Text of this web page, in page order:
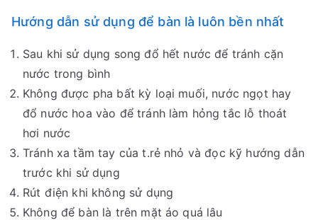
Hướng dẫn sử dụng để bàn là luôn bền nhất
Sau khi sử dụng song đổ hết nước để tránh cặn
nước trong bình
Không được pha bất kỳ loại muối, nước ngọt hay
đổ nước hoa vào để tránh làm hỏng tắc lỗ thoát
hơi nước
Tránh xa tầm tay của t.rẻ nhỏ và đọc kỹ hướng dẫn
trước khi sử dụng
Rút điện khi không sử dụng
Không để bàn là trên mặt áo quá lâu